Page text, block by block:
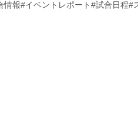
情報#イベントレポート#試合日程#